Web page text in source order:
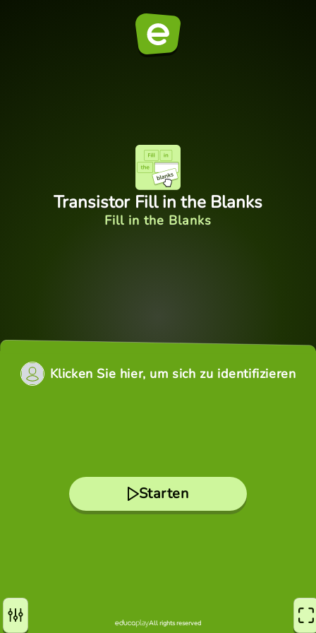
Transistor Fill in the Blanks
Fill in the Blanks
Klicken Sie hier, um sich zu identifizieren
Starten
All rights reserved